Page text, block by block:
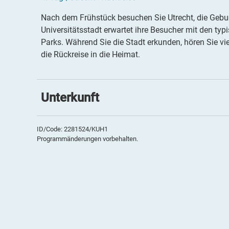
Es konnten keine gültigen Angebote gefunden werden.
Nach dem Frühstück besuchen Sie Utrecht, die
Universitätsstadt erwartet ihre Besucher mit den
Parks. Während Sie die Stadt erkunden, hören Sie
die Rückreise in die Heimat.
Unterkunft
Das elegante4*Van der Valk Hotel Amersfoort-A1
Amersfoort entfernt und bietet somit die optimale
ID/Code: 2281524/KUH1
Programmänderungen vorbehalten.